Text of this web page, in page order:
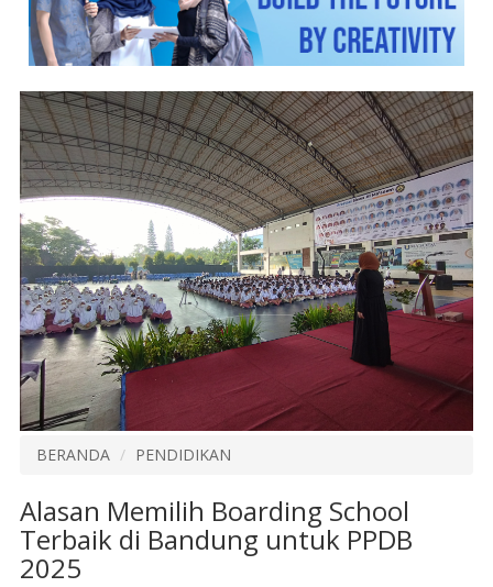
BERANDA PENDIDIKAN
Alasan Memilih Boarding School
Terbaik di Bandung untuk PPDB
2025